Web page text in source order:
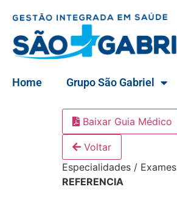
Home Grupo São Gabriel
Baixar Guia Médico
Voltar
Especialidades / Exames
REFERENCIA